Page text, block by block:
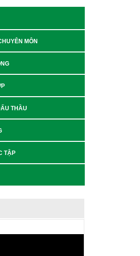
MÔN
THẦU
TẬP